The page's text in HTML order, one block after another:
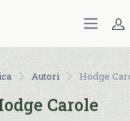
Autori Hodge
Carole